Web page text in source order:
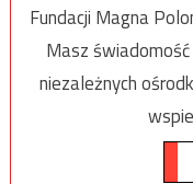
Fundacji Magna
Masz
niezależnych